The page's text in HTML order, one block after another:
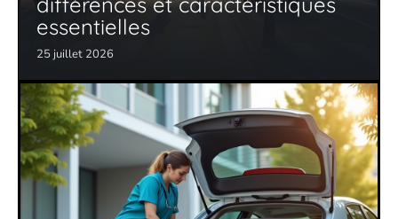
essentielles
25 juillet 2026